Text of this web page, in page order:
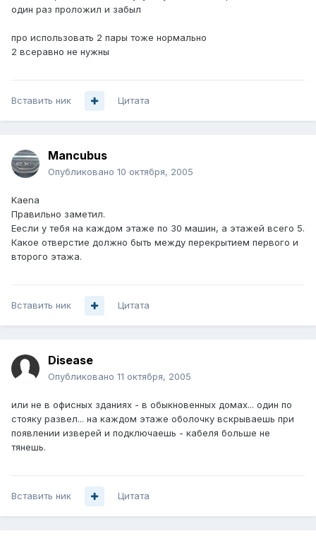
один раз проложил и забыл
про использовать 2 пары тоже нормально
2 всеравно не нужны
Вставить ник Цитата
Mancubus
Опубликовано 10 октября, 2005
Kaena
Правильно заметил.
Еесли у тебя на каждом этаже по 30 машин, а этажей всего 5.
Какое отверстие должно быть между перекрытием первого и
второго этажа.
Вставить ник Цитата
Disease
Опубликовано 11 октября, 2005
или не в офисных зданиях - в обыкновенных домах... один по
стояку развел... на каждом этаже оболочку вскрываешь при
появлении изверей и подключаешь - кабеля больше не
тянешь.
Вставить ник Цитата